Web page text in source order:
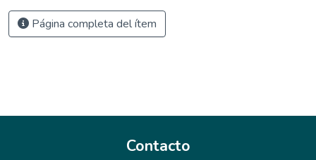
Página completa del ítem
Contacto